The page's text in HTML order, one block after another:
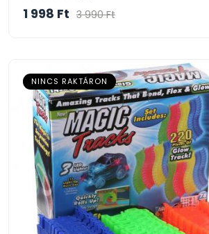
1 998 Ft 3 990 Ft
NINCS RAKTÁRON